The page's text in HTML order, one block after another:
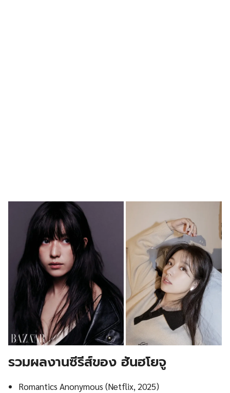
รวมผลงานซีรีส์ของ ฮันฮโยจู
Romantics Anonymous (Netflix, 2025)